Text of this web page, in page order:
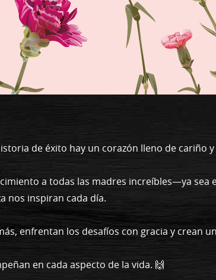
de éxito hay un corazón lleno de cariño
a todas las madres increíbles—ya sea
nos inspiran cada día.
enfrentan los desafíos con gracia y crean
en cada aspecto de la vida. 🙌